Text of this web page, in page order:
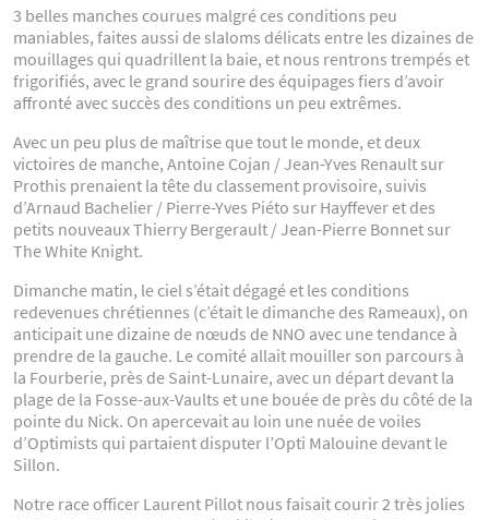
3 belles manches courues malgré ces conditions peu
maniables, faites aussi de slaloms délicats entre les dizaines de
mouillages qui quadrillent la baie, et nous rentrons trempés et
frigorifiés, avec le grand sourire des équipages fiers d’avoir
affronté avec succès des conditions un peu extrêmes.
Avec un peu plus de maîtrise que tout le monde, et deux
victoires de manche, Antoine Cojan / Jean-Yves Renault sur
Prothis prenaient la tête du classement provisoire, suivis
d’Arnaud Bachelier / Pierre-Yves Piéto sur Hayffever et des
petits nouveaux Thierry Bergerault / Jean-Pierre Bonnet sur
The White Knight.
Dimanche matin, le ciel s’était dégagé et les conditions
redevenues chrétiennes (c’était le dimanche des Rameaux), on
anticipait une dizaine de nœuds de NNO avec une tendance à
prendre de la gauche. Le comité allait mouiller son parcours à
la Fourberie, près de Saint-Lunaire, avec un départ devant la
plage de la Fosse-aux-Vaults et une bouée de près du côté de la
pointe du Nick. On apercevait au loin une nuée de voiles
d’Optimists qui partaient disputer l’Opti Malouine devant le
Sillon.
Notre race officer Laurent Pillot nous faisait courir 2 très jolies